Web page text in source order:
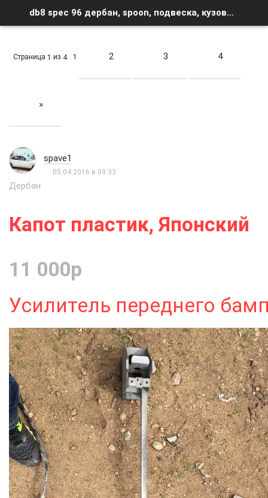
db8 spec 96 дербан, spoon, подвеска, кузовщина - Список форумов
Страница 1 из 4 1 2 3 4
»
spave1
05.04.2016 в 09:33
Дербан
Капот пластик, Японский
11 000р
Усилитель переднего